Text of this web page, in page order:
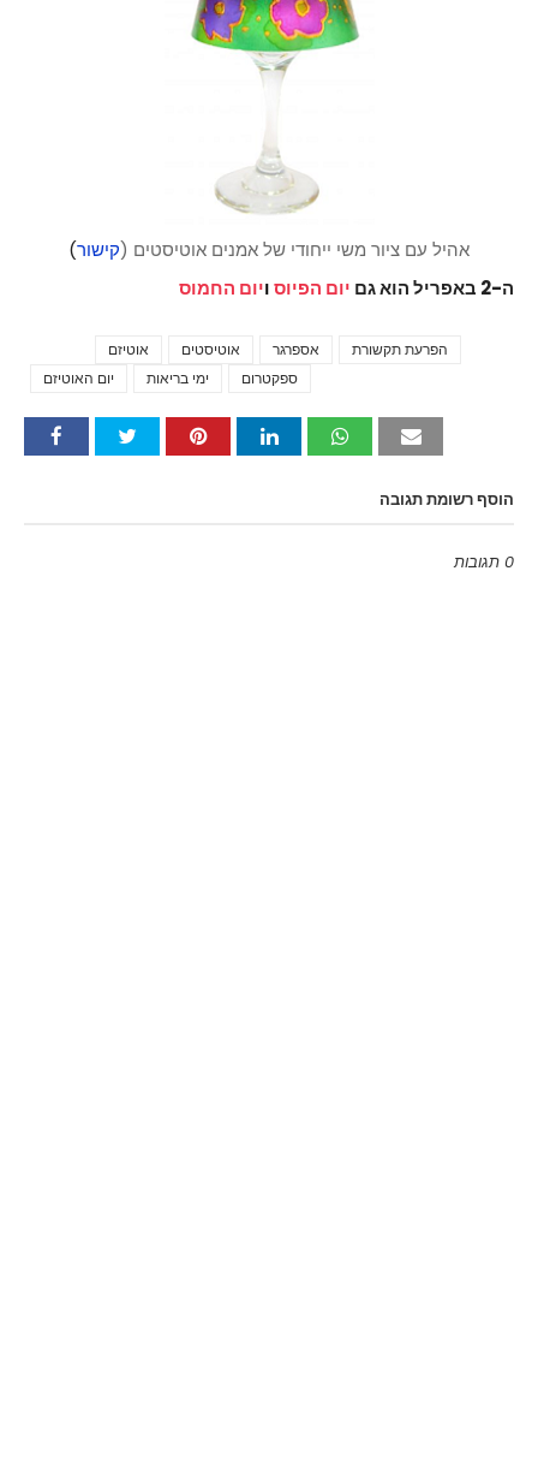
אהיל עם ציור משי ייחודי של אמנים אוטיסטים (קישור)
ה-2 באפריל הוא גם
יום הפיוסויום החמוס
אוטיזם אוטיסטים אספרגר
הפרעת תקשורת
יום האוטיזם
ימי בריאות ספקטרום
הוסף רשומת תגובה
0 תגובות